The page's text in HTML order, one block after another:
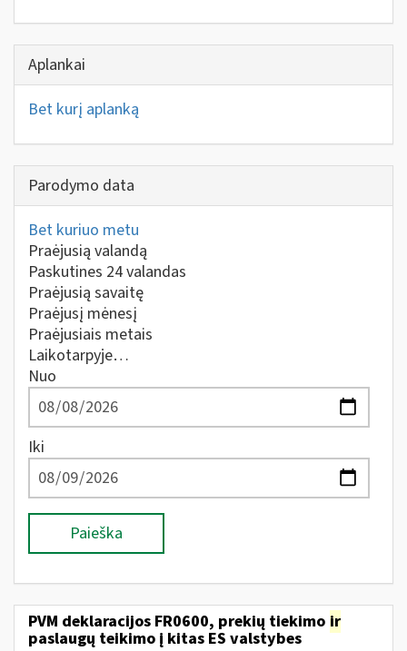
Aplankai
Bet kurį aplanką
Parodymo data
Bet kuriuo metu
Praėjusią valandą
Paskutines 24 valandas
Praėjusią savaitę
Praėjusį mėnesį
Praėjusiais metais
Laikotarpyje…
Nuo
Iki
Paieška
PVM deklaracijos FR0600, prekių tiekimo ir
paslaugų teikimo į kitas ES valstybes